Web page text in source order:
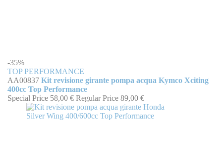
-35%
TOP PERFORMANCE
AA00837 Kit revisione girante pompa acqua Kymco Xciting
400cc Top Performance
Special Price 58,00 € Regular Price 89,00 €